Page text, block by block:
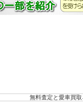
無料査定と愛車買